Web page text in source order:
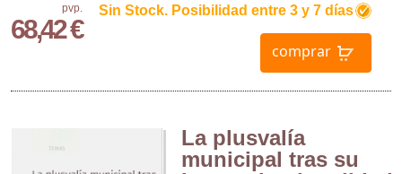
pvp.
68,42 €
Sin Stock. Posibilidad entre 3 y 7 días
comprar
La plusvalía
municipal tras su